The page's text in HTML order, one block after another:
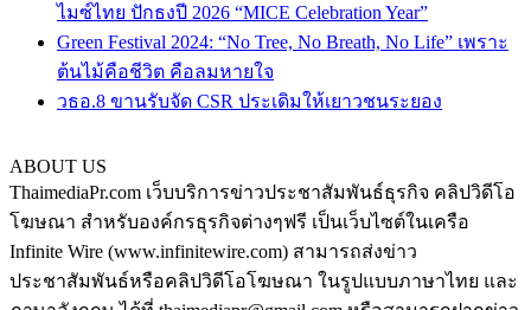
ไมซ์ไทย ปักธงปี 2026 “MICE Celebration Year”
Green Festival 2024: “No Tree, No Breath, No Life” เพราะ
ต้นไม้คือชีวิต คือลมหายใจ
วธอ.8 ขานรับจัด CSR ประเดิมให้เยาวชนระยอง
ABOUT US
ThaimediaPr.com เว็บบริการข่าวประชาสัมพันธ์ธุรกิจ คลิปวิดีโอ
โฆษณา สำหรับองค์กรธุรกิจต่างๆฟรี เป็นเว็บไซต์ในเครือ
Infinite Wire (www.infinitewire.com) สามารถส่งข่าว
ประชาสัมพันธ์หรือคลิปวิดีโอโฆษณา ในรูปแบบภาษาไทย และ